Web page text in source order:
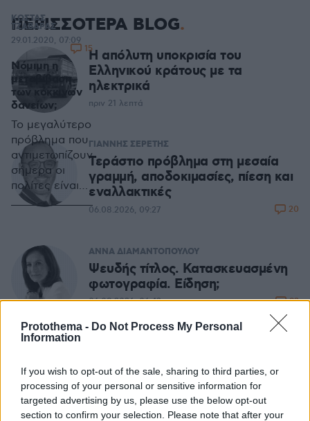
Protothema - Do Not Process My Personal
Information
If you wish to opt-out of the sale, sharing to third parties, or
processing of your personal or sensitive information for
targeted advertising by us, please use the below opt-out
section to confirm your selection. Please note that after your
ΠΕΡΙΣΣΟΤΕΡΑ BLOG
Η απόλυτη υποκρισία του
Ελληνικού κράτους με τα
ηλεκτρικά
πριν 21 λεπτά
ΓΙΑΝΝΗΣ ΣΕΡΕΤΗΣ
Τεράστιο πρόβλημα στη μεσαία
γραμμή, αποδοκιμασίες, πίεση και
εναλλακτικές
06.08.2026, 09:27 20
ΑΝΝΑ ΔΙΑΜΑΝΤΟΠΟΥΛΟΥ
Ψευδής τίτλος. Κατασκευασμένη
φωτογραφία. Είδηση;
06.08.2026, 06:42 93
δημόσιο «λιθοβολισμό» στην
διαδικτυακή αποθέωση
05.08.2026, 10:49
ΚΩΣΤΑΣ
ΤΖΑΒΑΡΑΣ
Νόμιμη η
μεταβίβαση
των κόκκινων
δανείων;
Το μεγαλύτερο
πρόβλημα που
αντιμετωπίζουν
σήμερα οι
πολίτες είναι
το βάρος του
τα τελευταία
χρόνια οι
τράπεζες
έχουν
ένα είδος
αυτονομίας,
αδιανόητες
αδικίες.
29.01.2020, 07:09
15